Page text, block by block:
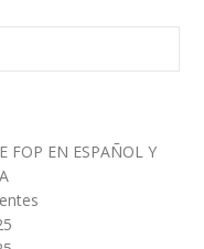
FOP EN ESPAÑOL Y